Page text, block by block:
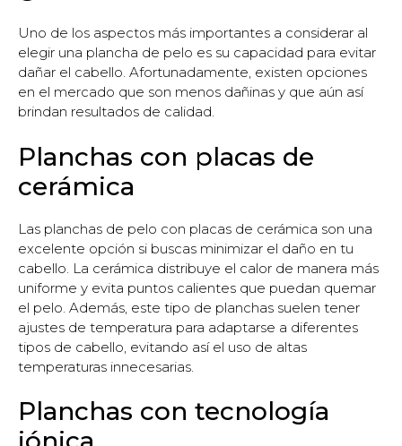
Uno de los aspectos más importantes a considerar al
elegir una plancha de pelo es su capacidad para evitar
dañar el cabello. Afortunadamente, existen opciones
en el mercado que son menos dañinas y que aún así
brindan resultados de calidad.
Planchas con placas de
cerámica
Las planchas de pelo con placas de cerámica son una
excelente opción si buscas minimizar el daño en tu
cabello. La cerámica distribuye el calor de manera más
uniforme y evita puntos calientes que puedan quemar
el pelo. Además, este tipo de planchas suelen tener
ajustes de temperatura para adaptarse a diferentes
tipos de cabello, evitando así el uso de altas
temperaturas innecesarias.
Planchas con tecnología